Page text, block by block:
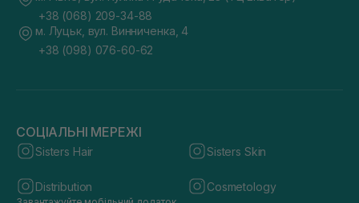
+38 (068) 209-34-88
м. Луцьк, вул. Винниченка, 4
+38 (098) 076-60-62
СОЦІАЛЬНІ МЕРЕЖІ
Sisters Hair Sisters Skin
Distribution Cosmetology